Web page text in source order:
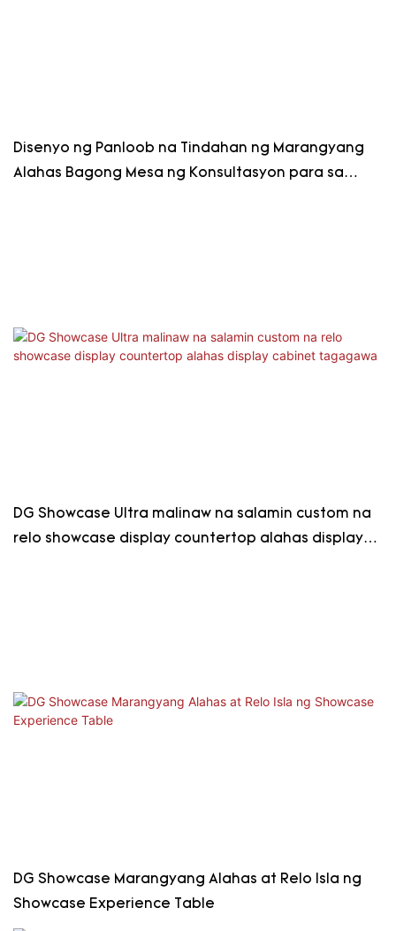
Disenyo ng Panloob na Tindahan ng Marangyang
Alahas Bagong Mesa ng Konsultasyon para sa
DG Showcase Ultra malinaw na salamin custom na
relo showcase display countertop alahas display
DG Showcase Marangyang Alahas at Relo Isla ng
Showcase Experience Table